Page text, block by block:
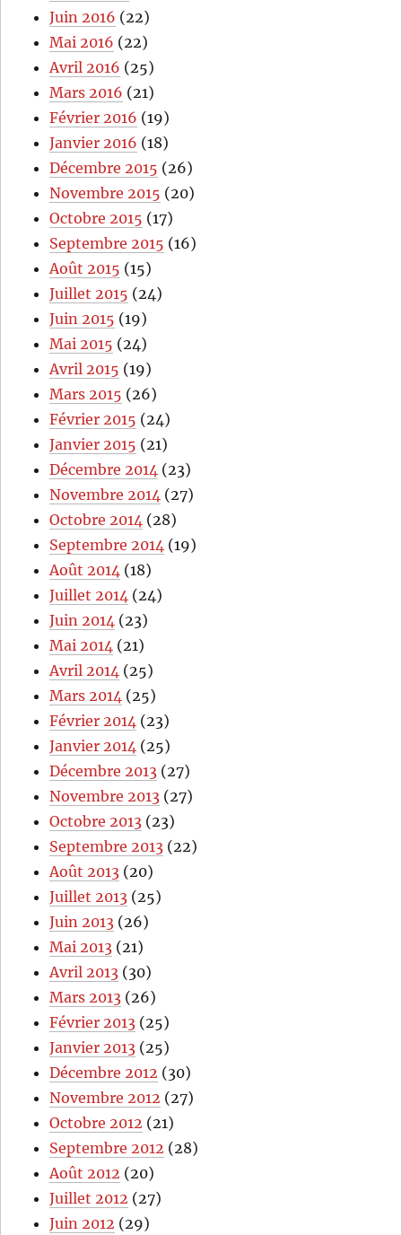
Juin 2016 (22)
Mai 2016 (22)
Avril 2016 (25)
Mars 2016 (21)
Février 2016 (19)
Janvier 2016 (18)
Décembre 2015 (26)
Novembre 2015 (20)
Octobre 2015 (17)
Septembre 2015 (16)
Août 2015 (15)
Juillet 2015 (24)
Juin 2015 (19)
Mai 2015 (24)
Avril 2015 (19)
Mars 2015 (26)
Février 2015 (24)
Janvier 2015 (21)
Décembre 2014 (23)
Novembre 2014 (27)
Octobre 2014 (28)
Septembre 2014 (19)
Août 2014 (18)
Juillet 2014 (24)
Juin 2014 (23)
Mai 2014 (21)
Avril 2014 (25)
Mars 2014 (25)
Février 2014 (23)
Janvier 2014 (25)
Décembre 2013 (27)
Novembre 2013 (27)
Octobre 2013 (23)
Septembre 2013 (22)
Août 2013 (20)
Juillet 2013 (25)
Juin 2013 (26)
Mai 2013 (21)
Avril 2013 (30)
Mars 2013 (26)
Février 2013 (25)
Janvier 2013 (25)
Décembre 2012 (30)
Novembre 2012 (27)
Octobre 2012 (21)
Septembre 2012 (28)
Août 2012 (20)
Juillet 2012 (27)
Juin 2012 (29)